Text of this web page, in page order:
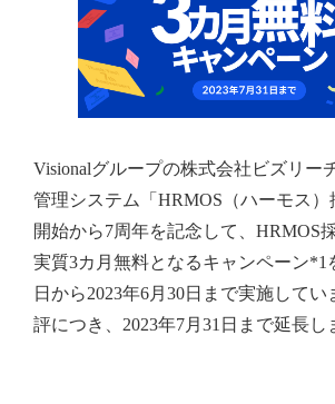
Visionalグループの株式会社ビズリー
管理システム「HRMOS（ハーモス
開始から7周年を記念して、HRMOS
実質3カ月無料となるキャンペーン*1
日から2023年6月30日まで実施して
評につき、2023年7月31日まで延長し